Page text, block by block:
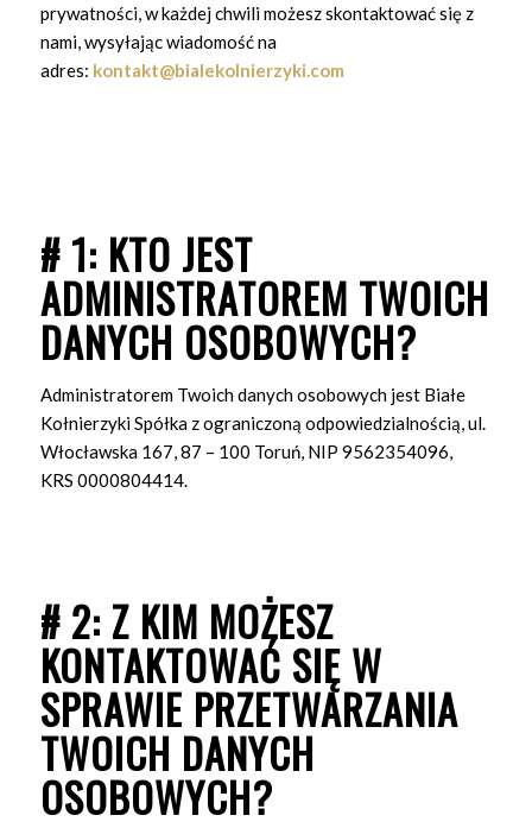
prywatności, w każdej chwili możesz skontaktować się z
nami, wysyłając wiadomość na
adres: kontakt@bialekolnierzyki.com
# 1: KTO JEST
ADMINISTRATOREM TWOICH
DANYCH OSOBOWYCH?
Administratorem Twoich danych osobowych jest Białe
Kołnierzyki Spółka z ograniczoną odpowiedzialnością, ul.
Włocławska 167, 87 – 100 Toruń, NIP 9562354096,
KRS 0000804414.
# 2: Z KIM MOŻESZ
KONTAKTOWAĆ SIĘ W
SPRAWIE PRZETWARZANIA
TWOICH DANYCH
OSOBOWYCH?